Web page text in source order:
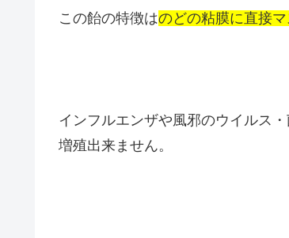
この飴の特徴はのどの粘膜に直接マ
インフルエンザや風邪のウイルス
増殖出来ません。